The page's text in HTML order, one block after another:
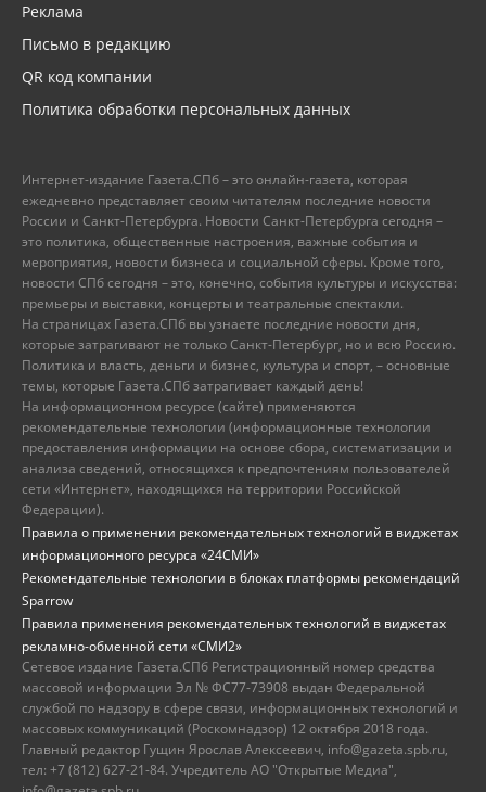
Реклама
Письмо в редакцию
QR код компании
Политика обработки персональных данных
Интернет-издание Газета.СПб – это онлайн-газета, которая
ежедневно представляет своим читателям последние новости
России и Санкт-Петербурга. Новости Санкт-Петербурга сегодня –
это политика, общественные настроения, важные события и
мероприятия, новости бизнеса и социальной сферы. Кроме того,
новости СПб сегодня – это, конечно, события культуры и искусства:
премьеры и выставки, концерты и театральные спектакли.
На страницах Газета.СПб вы узнаете последние новости дня,
которые затрагивают не только Санкт-Петербург, но и всю Россию.
Политика и власть, деньги и бизнес, культура и спорт, – основные
темы, которые Газета.СПб затрагивает каждый день!
На информационном ресурсе (сайте) применяются
рекомендательные технологии (информационные технологии
предоставления информации на основе сбора, систематизации и
анализа сведений, относящихся к предпочтениям пользователей
сети «Интернет», находящихся на территории Российской
Федерации).
Правила о применении рекомендательных технологий в виджетах
информационного ресурса «24СМИ»
Рекомендательные технологии в блоках платформы рекомендаций
Sparrow
Правила применения рекомендательных технологий в виджетах
рекламно-обменной сети «СМИ2»
Сетевое издание Газета.СПб Регистрационный номер средства
массовой информации Эл № ФС77-73908 выдан Федеральной
службой по надзору в сфере связи, информационных технологий и
массовых коммуникаций (Роскомнадзор) 12 октября 2018 года.
Главный редактор Гущин Ярослав Алексеевич, info@gazeta.spb.ru,
тел: +7 (812) 627-21-84. Учредитель АО "Открытые Медиа",